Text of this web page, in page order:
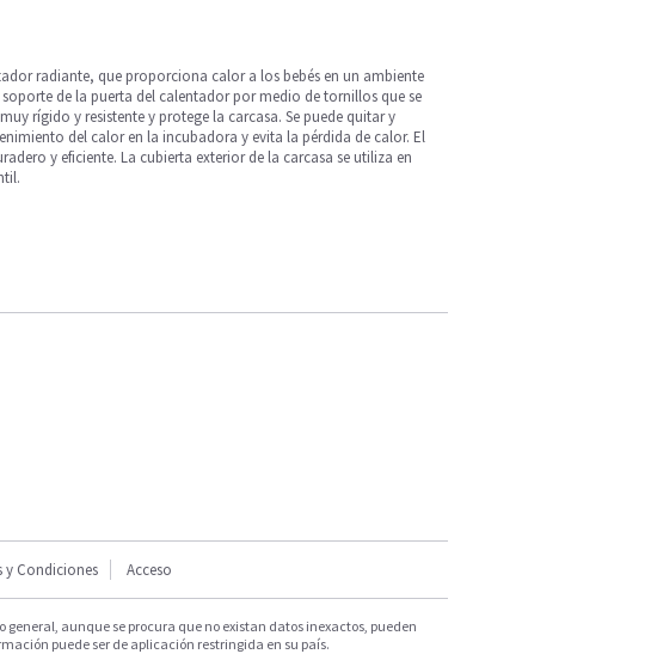
radiante, que proporciona calor a los bebés en un ambiente
de la puerta del calentador por medio de tornillos que se
rígido y resistente y protege la carcasa. Se puede quitar y
del calor en la incubadora y evita la pérdida de calor. El
y eficiente. La cubierta exterior de la carcasa se utiliza en
y Condiciones Acceso
aunque se procura que no existan datos inexactos, pueden
puede ser de aplicación restringida en su país.